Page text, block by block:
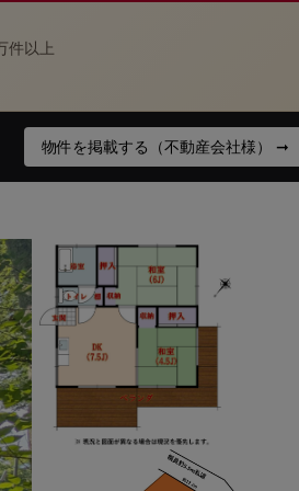
件以上
物件を掲載する（不動産会社様） ➞